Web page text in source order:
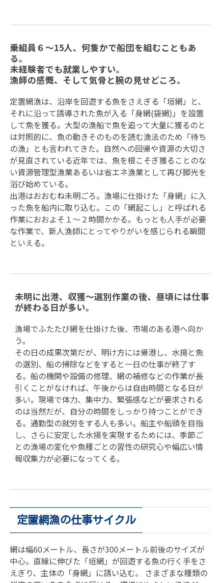
乗組員６〜15人、何隻かで船団を組むこともあ
る。
未経験者でも就業しやすい。
漁師の感慨、そして気骨と腕の見せどころ。
定置網漁は、沿岸を回遊する魚をさえぎる「垣網」と、
それに沿って誘導された魚が入る「身網(袋網)」を設置
して魚を獲る。大型の漁船で魚を追って大量に獲るのと
は対照的に、魚の動きそのものを読む漁法のため「待ち
の漁」とも言われてきた。自然への回帰や資源の大切さ
が見直されている近年では、魚を根こそぎ獲ることのな
い資源管理型漁業あるいは省エネ漁業として再び脚光を
浴び始めている。
出港はおおむね未明ごろ。漁場に仕掛けた「身網」に入
った魚を船内に取り込む。この「網起こし」と呼ばれる
作業におおよそ１〜２時間かかる。もっとも人手が必要
な作業で、新人漁師にとってやりがいを感じられる瞬間
といえる。
未明に出港、収獲〜選別作業の後、昼頃には仕事
が終わる日が多い。
漁場でふたたび網を仕掛けた後、市場のある港へ向か
う。
その日の成果次第だが、明け方には帰港し、水揚と魚
の選別、船の掃除などをすると一日の仕事が終了す
る。船の機関や設備の修理、網の補修などの作業が長
引くことがなければ、午後からは自由時間となる日が
多い。現場で体力、集中力、緊張感などが要求される
のは当然だが、自分の時間をしっかり持つことができ
る。通勤型の就労をする人も多い。船主や船頭を目指
し、さらに安定した水揚を実現するためには、季節ご
との漁場の変化や魚種ごとの習性の研究心や幅広い情
報収集力が必要になってくる。
定置網漁の仕事サイクル
網は幅60メートル、長さが300メートル前後のサイズが
中心。直線に伸びた「垣網」が回遊する魚の行く手をさ
えぎり、主体の「身網」に誘い込む。 さまざまな種類の